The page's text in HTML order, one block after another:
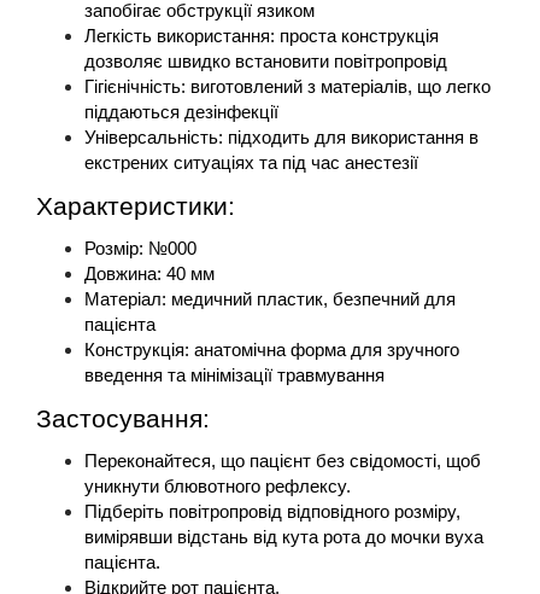
запобігає обструкції язиком
Легкість використання: проста конструкція
дозволяє швидко встановити повітропровід
Гігієнічність: виготовлений з матеріалів, що легко
піддаються дезінфекції
Універсальність: підходить для використання в
екстрених ситуаціях та під час анестезії
Характеристики:
Розмір: №000
Довжина: 40 мм
Матеріал: медичний пластик, безпечний для
пацієнта
Конструкція: анатомічна форма для зручного
введення та мінімізації травмування
Застосування:
Переконайтеся, що пацієнт без свідомості, щоб
уникнути блювотного рефлексу.
Підберіть повітропровід відповідного розміру,
вимірявши відстань від кута рота до мочки вуха
пацієнта.
Відкрийте рот пацієнта.